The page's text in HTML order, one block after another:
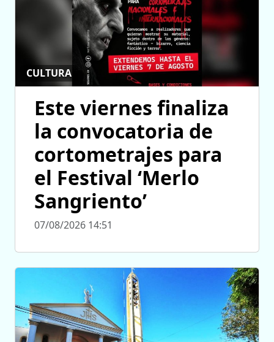
CULTURA
Este viernes finaliza
la convocatoria de
cortometrajes para
el Festival ‘Merlo
Sangriento’
07/08/2026 14:51